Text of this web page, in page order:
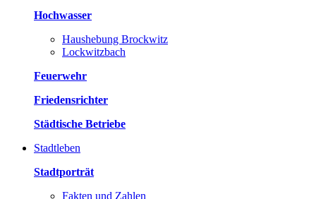
Hochwasser
Haushebung Brockwitz
Lockwitzbach
Feuerwehr
Friedensrichter
Städtische Betriebe
Stadtleben
Stadtporträt
Fakten und Zahlen